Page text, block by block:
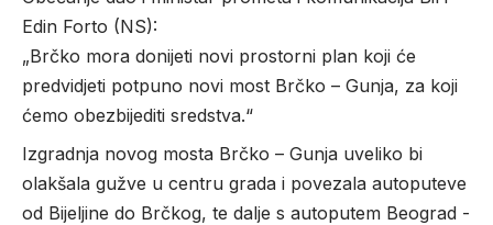
Edin Forto (NS):
„Brčko mora donijeti novi prostorni plan koji će
predvidjeti potpuno novi most Brčko – Gunja, za koji
ćemo obezbijediti sredstva.“
Izgradnja novog mosta Brčko – Gunja uveliko bi
olakšala gužve u centru grada i povezala autoputeve
od Bijeljine do Brčkog, te dalje s autoputem Beograd -